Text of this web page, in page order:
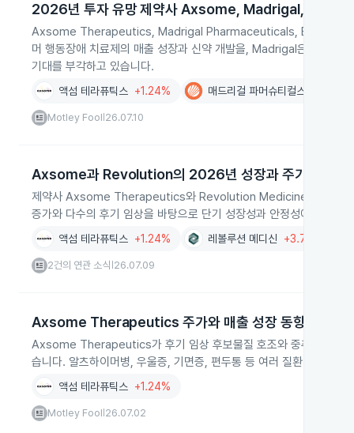
2026년 투자 유망 제약사 Axsome, Madrigal,
Axsome Therapeutics, Madrigal Pharmaceuticals, Exelixis가
머 행동장애 치료제의 매출 성장과 신약 개발을, Madrigal은
기대를 부각하고 있습니다.
액섬 테라퓨틱스 +1.24% 매드리걸 파머슈티컬스
Motley Fool 26.07.10
Axsome과 Revolution의 2026년 성장과 주가 동향
제약사 Axsome Therapeutics와 Revolution Medicines의 2026
증가와 다수의 후기 임상을 바탕으로 단기 성장성과 안정성에서 유
액섬 테라퓨틱스 +1.24% 레볼루션 메디신 +3.71%
2건의 연관 소식 26.07.09
Axsome Therapeutics 주가와 매출 성장 동향
Axsome Therapeutics가 후기 임상 후보물질 호조와 중추신경계
습니다. 알츠하이머병, 우울증, 기면증, 편두통 등 여러 질환 영역에
액섬 테라퓨틱스 +1.24%
Motley Fool 26.07.02